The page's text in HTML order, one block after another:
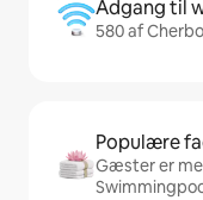
Adgang til
580 af
Populære
Gæster er